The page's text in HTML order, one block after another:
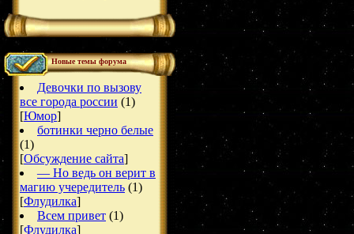
Новые темы форума
Девочки по вызову
все города россии (1)
[Юмор]
ботинки черно белые
(1)
[Обсуждение сайта]
— Но ведь он верит в
магию учередитель (1)
[Флудилка]
Всем привет (1)
[Флудилка]